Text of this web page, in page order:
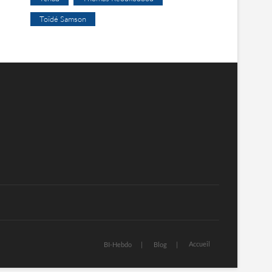
Toïdé Samson
BI-Hebdo Blog Accueil